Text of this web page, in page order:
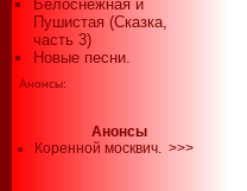
Белоснежная и
Пушистая (Сказка,
часть 3)
Новые песни.
Анонсы:
Анонсы
Коренной москвич. >>>